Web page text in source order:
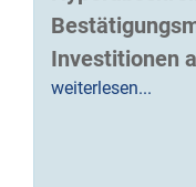
Investitionen
weiterlesen...